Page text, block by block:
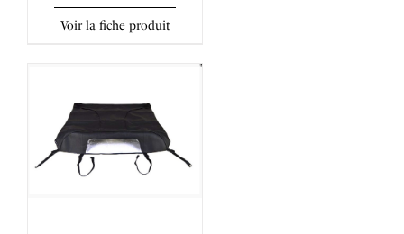
Voir la fiche produit